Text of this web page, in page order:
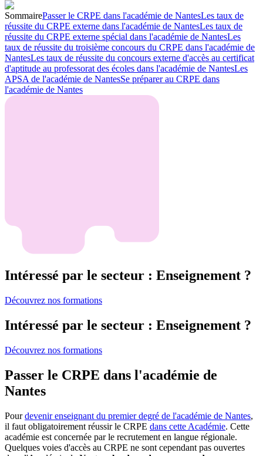
SommairePasser le CRPE dans l'académie de NantesLes taux de
réussite du CRPE externe dans l'académie de NantesLes taux de
réussite du CRPE externe spécial dans l'académie de NantesLes
taux de réussite du troisième concours du CRPE dans l'académie de
NantesLes taux de réussite du concours externe d'accès au certificat
d'aptitude au professorat des écoles dans l'académie de NantesLes
APSA de l'académie de NantesSe préparer au CRPE dans
l'académie de Nantes
Intéressé par le secteur : Enseignement ?
Découvrez nos formations
Intéressé par le secteur : Enseignement ?
Découvrez nos formations
Passer le CRPE dans l'académie de
Nantes
Pourdevenir enseignant du premier degré de l'académie de Nantes,
il faut obligatoirement réussir le CRPE dans cette Académie. Cette
académie est concernée par le recrutement en langue régionale.
Quelques voies d'accès au CRPE ne sont cependant pas ouvertes